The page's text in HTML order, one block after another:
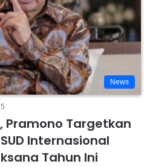
News
Pramono Targetkan
Internasional
Tahun Ini